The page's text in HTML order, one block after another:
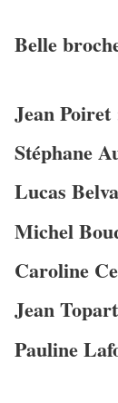
Belle
Jean Poiret
Stéphane
Lucas
Michel
Caroline
Jean Topart
Pauline